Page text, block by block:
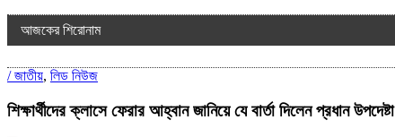
আজকের শিরোনাম
/জাতীয়, লিড নিউজ
শিক্ষার্থীদের ক্লাসে ফেরার আহ্বান জানিয়ে যে বার্তা দিলেন প্রধান উপদেষ্টা